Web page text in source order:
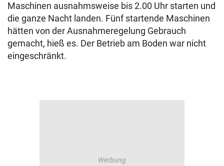
Maschinen ausnahmsweise bis 2.00 Uhr starten und
die ganze Nacht landen. Fünf startende Maschinen
hätten von der Ausnahmeregelung Gebrauch
gemacht, hieß es. Der Betrieb am Boden war nicht
eingeschränkt.